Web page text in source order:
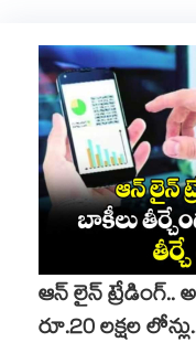
ఆన్ లైన్ ట్రేడింగ్..
రూ.20 లక్షల